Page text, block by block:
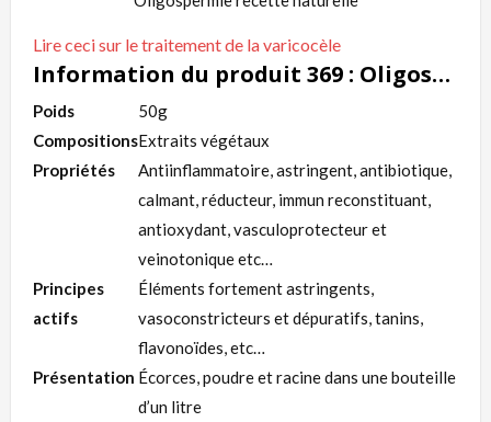
Lire ceci sur le traitement de la varicocèle
Information du produit 369 : Oligospermie recette naturelle
Poids
50g
CompositionsExtraits végétaux
Propriétés
Antiinflammatoire, astringent, antibiotique,
calmant, réducteur, immun reconstituant,
antioxydant, vasculoprotecteur et
veinotonique etc…
Principes
actifs
Éléments fortement astringents,
vasoconstricteurs et dépuratifs, tanins,
flavonoïdes, etc…
Présentation Écorces, poudre et racine dans une bouteille
d’un litre